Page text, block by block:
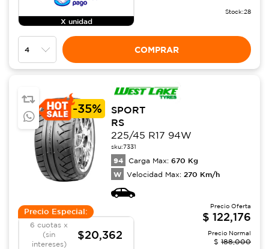
X unidad
Stock:28
COMPRAR
-35%
SPORT
RS
225/45 R17 94W
sku:7331
94 Carga Max: 670 Kg
W Velocidad Max: 270 Km/h
Precio Especial:
6 cuotas x
(sin
intereses)
$20,362
Precio Oferta
$ 122,176
Precio Normal
$ 188,000